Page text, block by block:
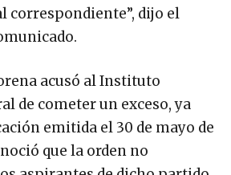
correspondiente”, dijo el
acusó al Instituto
de cometer un exceso, ya
emitida el 30 de mayo de
que la orden no